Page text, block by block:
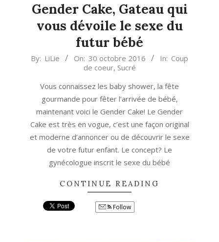
Gender Cake, Gateau qui
vous dévoile le sexe du
futur bébé
2016-
By: LiLie On: 30 octobre 2016 In: Coup
de coeur, Sucré
Vous connaissez les baby shower, la fête
gourmande pour fêter l’arrivée de bébé,
maintenant voici le Gender Cake! Le Gender
Cake est très en vogue, c’est une façon original
et moderne d’annoncer ou de découvrir le sexe
de votre futur enfant. Le concept? Le
gynécologue inscrit le sexe du bébé
CONTINUE READING
Follow